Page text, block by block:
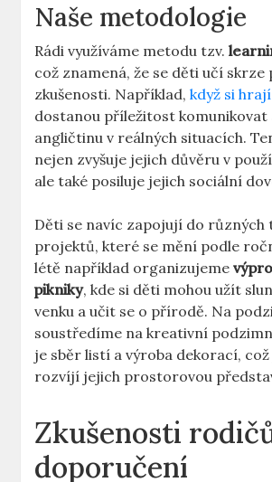
Naše metodologie
Rádi využíváme metodu tzv.
což znamená, že se děti učí skrze
zkušenosti. Například,když si
dostanou příležitost komunikovat
angličtinu v reálných situacích.
nejen zvyšuje jejich důvěru v
ale také posiluje jejich sociální
Děti se navíc zapojují do různých
projektů, které se mění podle
létě například organizujeme
pikniky, kde si děti mohou užít
venku a učit se o přírodě. Na
soustředíme na kreativní
je sběr listí a výroba dekorací, což
rozvíjí jejich prostorovou
Zkušenosti
doporučení